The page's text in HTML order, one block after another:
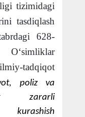
tizimidagi
tasdiqlash
628-
O‘simliklar
tadqiqot
poliz va
zararli
kurashish